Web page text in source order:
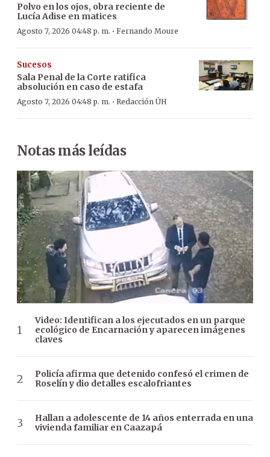
Polvo en los ojos, obra reciente de
Lucía Adise en matices
Agosto 7, 2026 04:48 p. m. · Fernando Moure
Sucesos
Sala Penal de la Corte ratifica
absolución en caso de estafa
Agosto 7, 2026 04:48 p. m. · Redacción ÚH
Notas más leídas
Video: Identifican a los ejecutados en un parque
ecológico de Encarnación y aparecen imágenes
claves
Policía afirma que detenido confesó el crimen de
Roselín y dio detalles escalofriantes
Hallan a adolescente de 14 años enterrada en una
vivienda familiar en Caazapá